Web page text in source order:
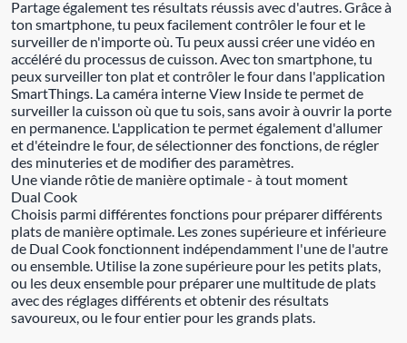
Partage également tes résultats réussis avec d'autres. Grâce à
ton smartphone, tu peux facilement contrôler le four et le
surveiller de n'importe où. Tu peux aussi créer une vidéo en
accéléré du processus de cuisson. Avec ton smartphone, tu
peux surveiller ton plat et contrôler le four dans l'application
SmartThings. La caméra interne View Inside te permet de
surveiller la cuisson où que tu sois, sans avoir à ouvrir la porte
en permanence. L'application te permet également d'allumer
et d'éteindre le four, de sélectionner des fonctions, de régler
des minuteries et de modifier des paramètres.
Une viande rôtie de manière optimale - à tout moment
Dual Cook
Choisis parmi différentes fonctions pour préparer différents
plats de manière optimale. Les zones supérieure et inférieure
de Dual Cook fonctionnent indépendamment l'une de l'autre
ou ensemble. Utilise la zone supérieure pour les petits plats,
ou les deux ensemble pour préparer une multitude de plats
avec des réglages différents et obtenir des résultats
savoureux, ou le four entier pour les grands plats.